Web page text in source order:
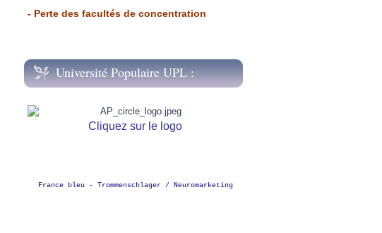
- Perte des facultés de concentration
Université Populaire UPL :
Cliquez sur le logo
France bleu - Trommenschlager / Neuromarketing